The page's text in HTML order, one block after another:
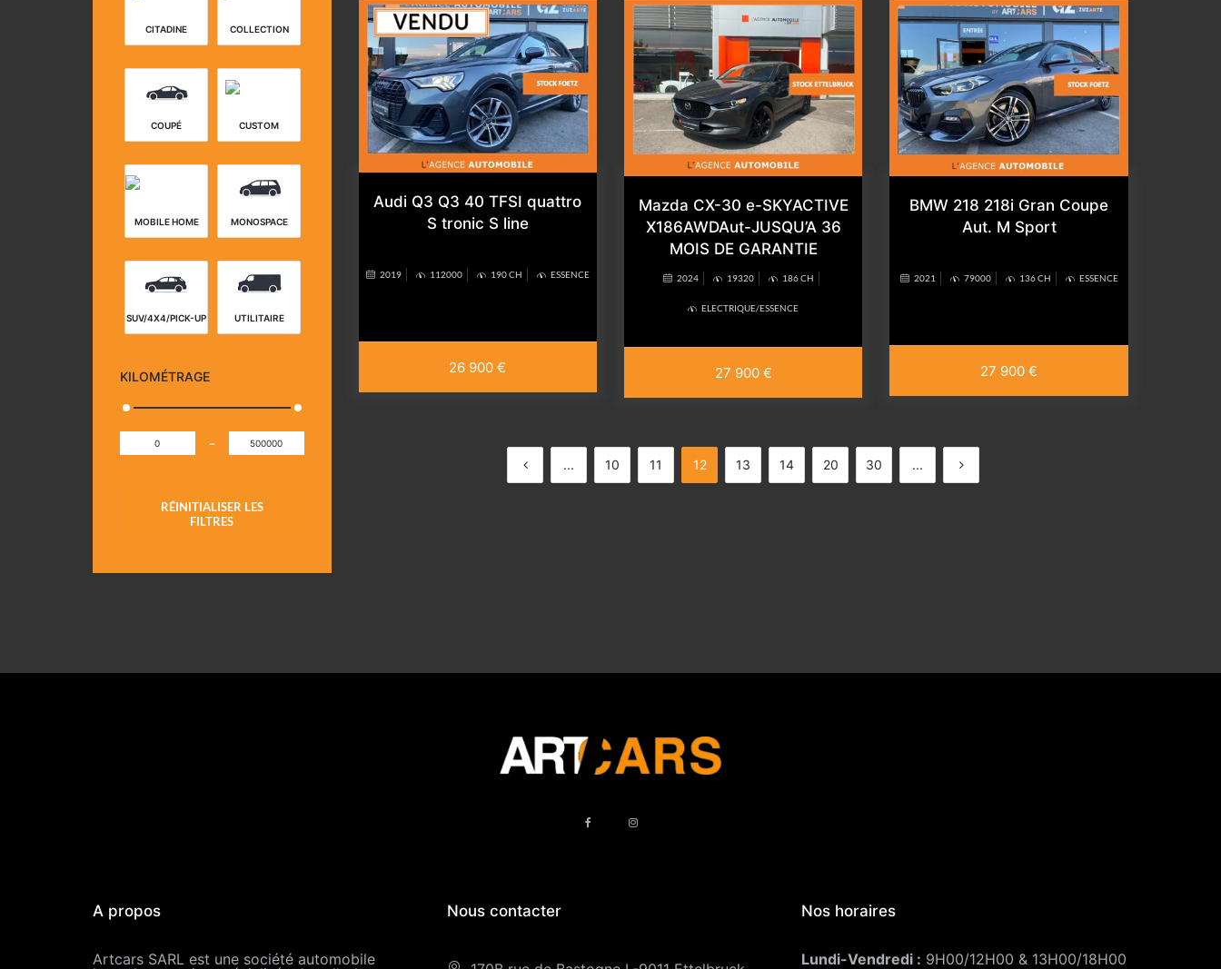
CITADINE COLLECTION
COUPÉ CUSTOM
MOBILE HOME MONOSPACE
SUV/4X4/PICK-UP UTILITAIRE
KILOMÉTRAGE
-
RÉINITIALISER LES
FILTRES
Audi Q3 Q3 40 TFSI quattro
S tronic S line
2019 112000 190 CH ESSENCE
26 900 €
Mazda CX-30 e-SKYACTIVE
X186AWDAut-JUSQU’A 36
MOIS DE GARANTIE
2024 19320 186 CH
ELECTRIQUE/ESSENCE
27 900 €
BMW 218 218i Gran Coupe
Aut. M Sport
2021 79000 136 CH ESSENCE
27 900 €
... 10 11 12 13 14 20 30 ...
A propos
Artcars SARL est une société automobile
Nous contacter Nos horaires
Lundi-Vendredi : 9H00/12H00 & 13H00/18H00